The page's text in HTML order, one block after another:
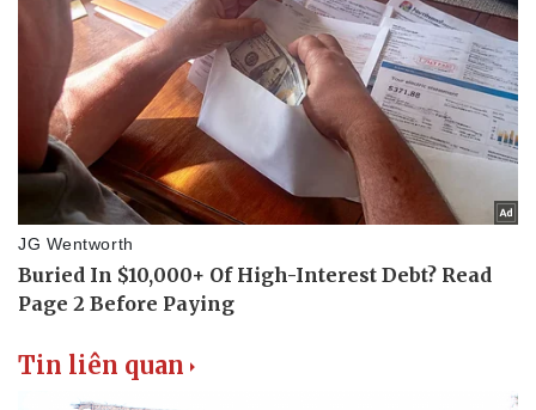
Tin liên quan